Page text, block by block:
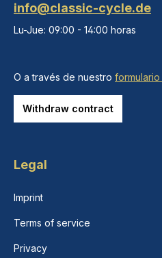
info@classic-cycle.de
Lu-Jue: 09:00 - 14:00 horas
O a través de nuestro
Withdraw contract
Legal
Imprint
Terms of service
Privacy